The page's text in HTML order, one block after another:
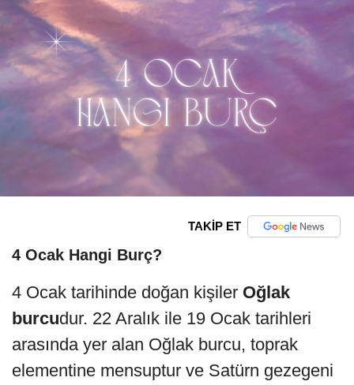
TAKİP ET
4 Ocak Hangi Burç?
4 Ocak tarihinde doğan kişiler Oğlak
burcudur. 22 Aralık ile 19 Ocak tarihleri
arasında yer alan Oğlak burcu, toprak
elementine mensuptur ve Satürn gezegeni